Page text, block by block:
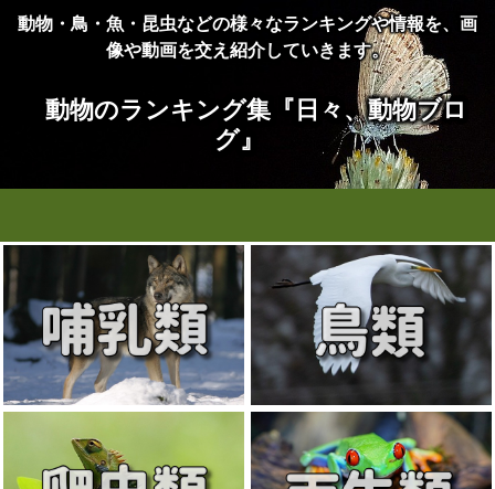
動物・鳥・魚・昆虫などの様々なランキングや情報を、画
像や動画を交え紹介していきます。
動物のランキング集『日々、動物ブロ
グ』